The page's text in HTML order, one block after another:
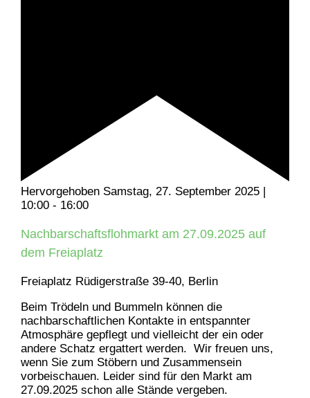
Hervorgehoben Samstag, 27. September 2025 |
10:00 - 16:00
Nachbarschaftsflohmarkt am 27.09.2025 auf
dem Freiaplatz
Freiaplatz Rüdigerstraße 39-40, Berlin
Beim Trödeln und Bummeln können die
nachbarschaftlichen Kontakte in entspannter
Atmosphäre gepflegt und vielleicht der ein oder
andere Schatz ergattert werden. Wir freuen uns,
wenn Sie zum Stöbern und Zusammensein
vorbeischauen. Leider sind für den Markt am
27.09.2025 schon alle Stände vergeben.